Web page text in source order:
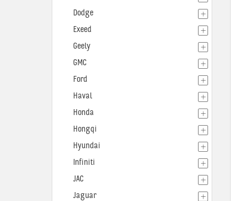
Dodge
Exeed
Geely
GMC
Ford
Haval
Honda
Hongqi
Hyundai
Infiniti
JAC
Jaguar